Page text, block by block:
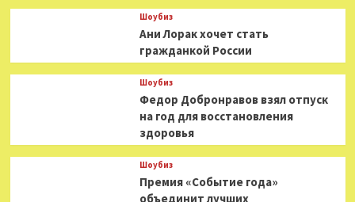
D.M.C.
Шоубиз
Ани Лорак хочет стать
гражданкой России
Шоубиз
Федор Добронравов взял отпуск
на год для восстановления
здоровья
Шоубиз
Премия «Событие года»
объединит лучших